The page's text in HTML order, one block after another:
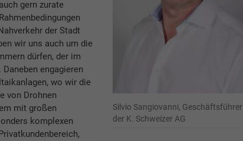
gern zurate
der Stadt
wir uns auch um die
dürfen, der im
engagieren
wo wir die
von Drohnen
mit großen
komplexen
Silvio Sangiovanni, Geschäftsführer
der K. Schweizer AG